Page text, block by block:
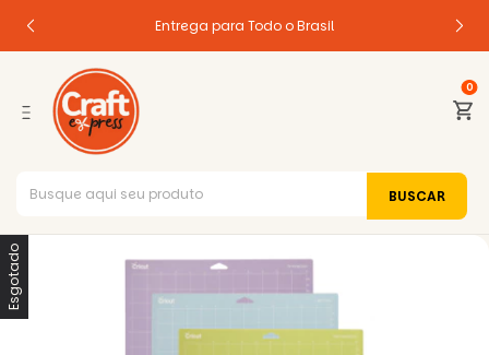
Entrega para Todo o Brasil
0
Esgotado